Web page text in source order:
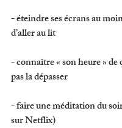
- éteindre ses écrans au
d’aller au lit
- connaître « son heure »
pas la dépasser
- faire une méditation du
sur Netflix)